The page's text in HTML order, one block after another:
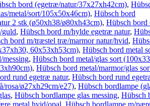
bord (egetræ/natur/37x27xh42cm),
metal/sort/105x50x46cm), Hübsch bord
2 stk (ø50xh38/ø80xh43cm), Hübsch bord
guld, Hübsch bord m/hylde egetræ natur,
bord m/træstel træ/marmor natur/hvid,
60x53xh53cm), Hübsch bord metal
messing, Hübsch bord metal/glas sort
, Hübsch bord metal/marmor/glas
rund egetræ natur, Hübsch bord rund
rosa/ø27xh29cm/e27), Hübsch bordlampe
, Hübsch bordlampe glas messing, Hübsch
metal hvid/opal Hübsch bordlampe m/